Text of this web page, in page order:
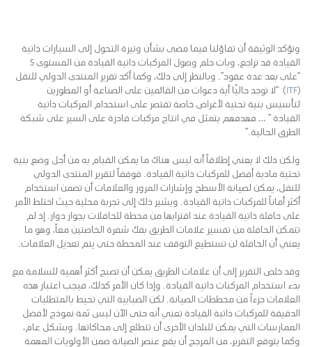
وتؤكد الوثيقة أن تفاؤلنا فيما مضى بشأن وتيرة التحول إلى السيارات ذاتية
القيادة قد تراجع، وبات حلم وصول المركبات ذاتية القيادة من المستوى 5
“على بعد عدة عقود”. وبالنظر إلى ذلك، وكما أكد تقرير المنتدى الدولي للنقل
(
ITF) “لا توجد حاليًا أية دعوات من القائمين على الصناعة أو المطورين
لتأسيس بنية تحتية لأغراض خاصة تقتصر على استخدام المركبات ذاتية
القيادة ” … فهدفهم يتمثل في انتاج مركبات قادرة على السير على شبكة
الطرق الحالية.”
ولكن ذلك لا يعني إطلاقاً أنه ليس هناك ما يمكن القيام به من أجل وضع بنية
تحتية مادية أفضل للمركبات ذاتية القيادة. فوفقاً لتقرير المنتدى الدولي
للنقل، يمكن لصيانة الأسطح وإشارات المرور والعلامات أن تضمن استخدام
أكثر أماناً للمركبات ذاتية القيادة. ويشير ذلك إلى تجربة محلية حيث اختلط الأمر
على حافلة ذاتية القيادة عند اقترابها من محطة للحافلات بجوار دوار. إذ لم
تتمكن الحافلة من تفسير علامات الطريق بفك شفرة الخاصتين معاً، وهو ما
يعني أن الحافلة لن تستطيع التوقف عند المحطة حتى يتم تعديل العلامات.
وقد خلص التقرير إلى أن علامات الطريق يمكن أن تصبح أكثر أهمية للسلامة مع
بدء استخدام المركبات ذاتية القيادة. وإذا كان الأمر كذلك، فيجب اعتبار هذه
العلامات جزءاً من مخططات الصيانة. لكن الضبابية التي تحيط بالمتطلبات
الدقيقة للمركبات ذاتية القيادة تعني أنه حتى الآن ليس ثمة نموذج لأفضل
الممارسات التي يمكن للبلدان الأخرى أن تتطلع إلى محاكاتها. وبشكل عام،
وكما يتوقع التقرير، من المرجح أن يقع عنصر الصيانة ضمن الأولويات المهمة